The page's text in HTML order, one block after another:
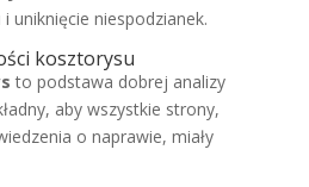
uniknięcie niespodzianek.
kosztorysu
to podstawa dobrej analizy
aby wszystkie strony,
o naprawie, miały